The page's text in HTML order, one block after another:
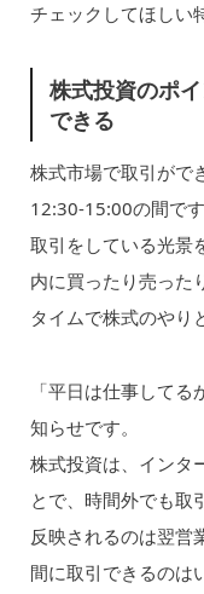
チェックしてほしい
株式投資のポ
できる
株式市場で取引がで
12:30-15:00の間で
取引をしている光景
内に買ったり売った
タイムで株式のやり
「平日は仕事して
知らせです。
株式投資は、インタ
とで、時間外でも取
反映されるのは翌営
間に取引できるのは